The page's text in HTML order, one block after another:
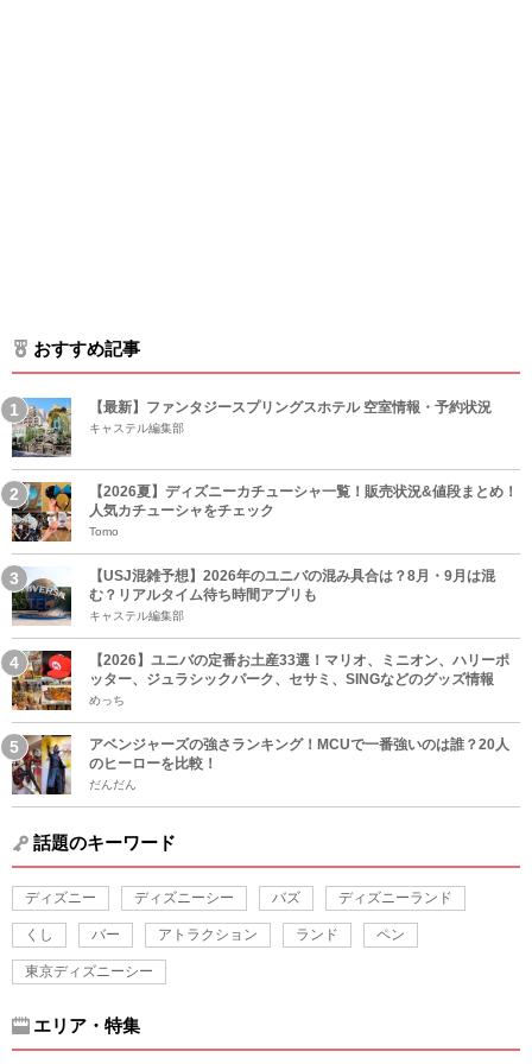
おすすめ記事
【最新】ファンタジースプリングスホテル 空室情報・予約状況
キャステル編集部
【2026夏】ディズニーカチューシャ一覧！販売状況&値段まとめ！
人気カチューシャをチェック
Tomo
【USJ混雑予想】2026年のユニバの混み具合は？8月・9月は混
む？リアルタイム待ち時間アプリも
キャステル編集部
【2026】ユニバの定番お土産33選！マリオ、ミニオン、ハリーポ
ッター、ジュラシックパーク、セサミ、SINGなどのグッズ情報
めっち
アベンジャーズの強さランキング！MCUで一番強いのは誰？20人
のヒーローを比較！
だんだん
話題のキーワード
ディズニー ディズニーシー バズ ディズニーランド
くし バー アトラクション ランド ペン
東京ディズニーシー
エリア・特集